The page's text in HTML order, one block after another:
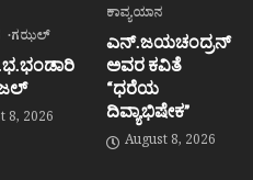
ಗಝಲ್
8, 2026
ಕಾವ್ಯಯಾನ
ಎನ್.ಜಯಚಂದ್ರನ್
ಅವರ ಕವಿತೆ
“ಧರೆಯ
ದಿವ್ಯಾಭಿಷೇಕ”
August 8, 2026